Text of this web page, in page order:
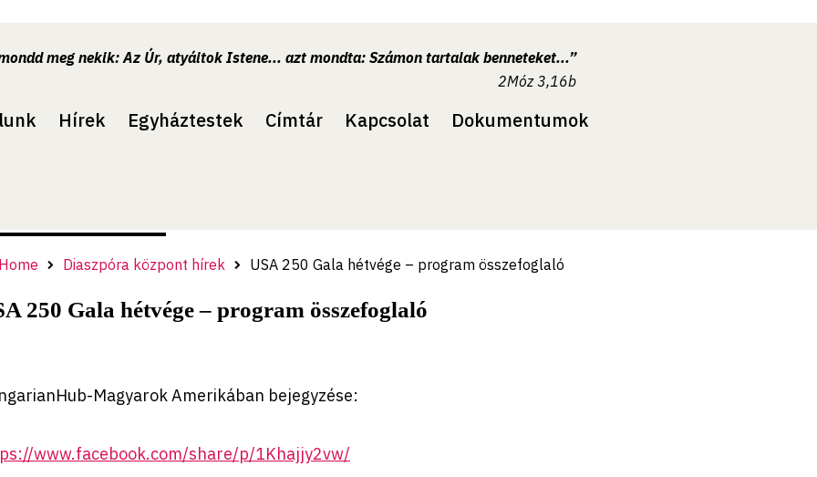
meg nekik: Az Úr, atyáitok Istene... azt mondta: Számon tartalak benneteket...”
2Móz 3,16b
Hírek Egyháztestek Címtár Kapcsolat Dokumentumok
Diaszpóra központ hírek USA 250 Gala hétvége – program összefoglaló
250 Gala hétvége – program összefoglaló
Magyarok Amerikában bejegyzése:
www.facebook.com/share/p/1Khajjy2vw/